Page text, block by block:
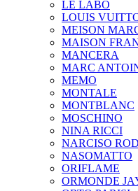
LE LABO
LOUIS
MEISON
MAISON
MANCERA
MARC
MEMO
MONTALE
MONTBLANC
MOSCHINO
NINA RICCI
NARCISO
NASOMATTO
ORIFLAME
ORMONDE